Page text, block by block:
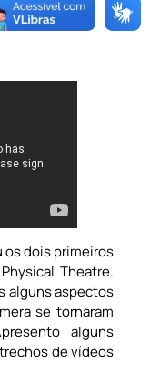
os dois primeiros
Theatre.
alguns aspectos
se tornaram
alguns
de vídeos